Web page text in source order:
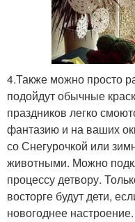
4.Также можно просто
подойдут обычные
праздников легко
фантазию и на ваших
со Снегурочкой или
животными. Можно
процессу детвору.
восторге будут дети,
новогоднее настроение.